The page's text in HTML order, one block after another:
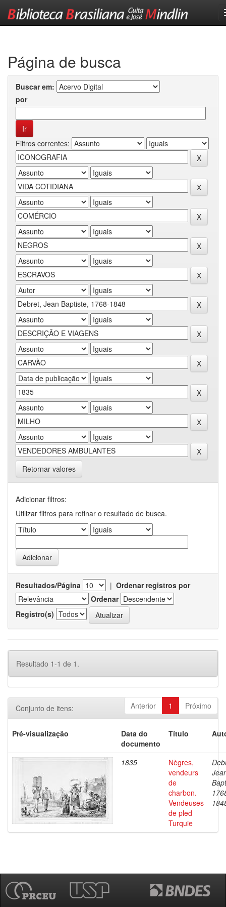
Página de busca
Buscar em:
por
Filtros correntes:
Retornar valores
Adicionar filtros:
Utilizar filtros para refinar o resultado de busca.
Resultados/Página | Ordenar registros por
Ordenar
Registro(s)
Resultado 1-1 de 1.
Anterior 1 Próximo
Conjunto de itens:
Pré-visualização
Data do
documento
Título
1835
Nègres,
vendeurs
de
charbon.
Vendeuses
de pled
Turquie